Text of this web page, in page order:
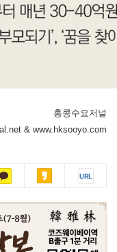
홍콩수요저널
& www.hksooyo.com